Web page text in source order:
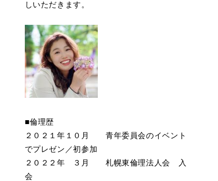
しいただきます。
■倫理歴
２０２１年１０月 青年委員会のイベント
でプレゼン／初参加
２０２２年 ３月 札幌東倫理法人会 入
会